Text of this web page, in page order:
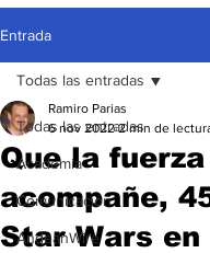
Entrada
Todas las entradas
Academia
Comunicación
AndeanWire
Todas las entradas
Que la
acompañe,
Star Wars en
Ramiro Parias
6 nov 2022 2 min de